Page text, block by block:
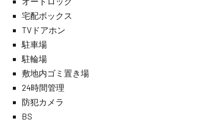
宅配ボックス
TVドアホン
駐車場
駐輪場
敷地内ゴミ置き場
24時間管理
防犯カメラ
BS